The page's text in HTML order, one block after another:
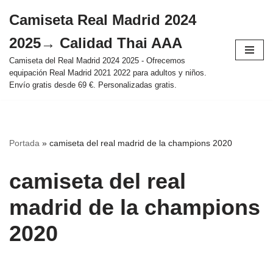
al
contenido
Camiseta Real Madrid 2024
2025→ Calidad Thai AAA
Camiseta del Real Madrid 2024 2025 - Ofrecemos
equipación Real Madrid 2021 2022 para adultos y niños.
Envío gratis desde 69 €. Personalizadas gratis.
Portada » camiseta del real madrid de la champions 2020
camiseta del real
madrid de la champions
2020